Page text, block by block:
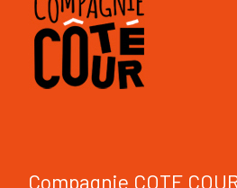
Compagnie COTE